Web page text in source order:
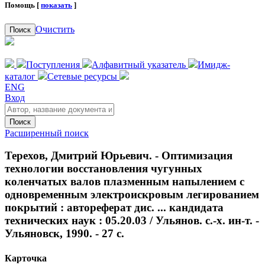
Помощь [ показать ]
Поиск Очистить
Поступления Алфавитный указатель
Имидж-
каталог
Сетевые ресурсы
ENG
Вход
Поиск
Расширенный поиск
Терехов, Дмитрий Юрьевич. - Оптимизация
технологии восстановления чугунных
коленчатых валов плазменным напылением с
одновременным электроискровым легированием
покрытий : автореферат дис. ... кандидата
технических наук : 05.20.03 / Ульянов. с.-х. ин-т. -
Ульяновск, 1990. - 27 с.
Карточка